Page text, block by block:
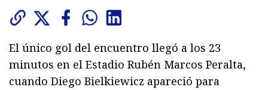
El único gol del encuentro llegó a los 23
minutos en el Estadio Rubén Marcos Peralta,
cuando Diego Bielkiewicz apareció para